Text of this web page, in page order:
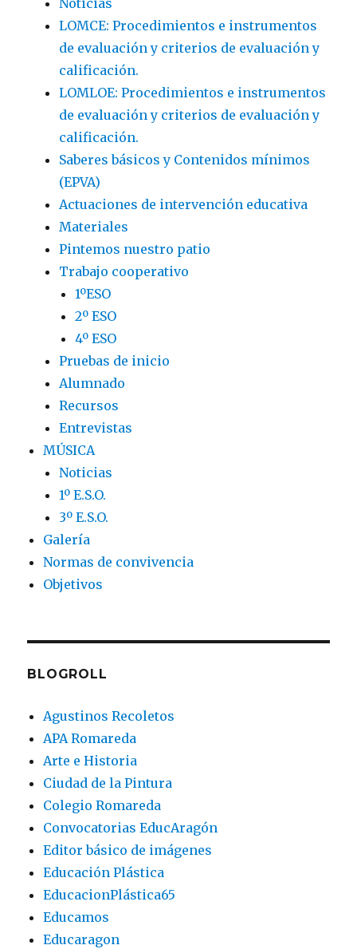
LOMCE: Procedimientos e instrumentos
de evaluación y criterios de evaluación y
calificación.
LOMLOE: Procedimientos e instrumentos
de evaluación y criterios de evaluación y
calificación.
Saberes básicos y Contenidos mínimos
(EPVA)
Actuaciones de intervención educativa
Materiales
Pintemos nuestro patio
Trabajo cooperativo
1ºESO
2º ESO
4º ESO
Pruebas de inicio
Alumnado
Recursos
Entrevistas
MÚSICA
Noticias
1º E.S.O.
3º E.S.O.
Galería
Normas de convivencia
Objetivos
BLOGROLL
Agustinos Recoletos
APA Romareda
Arte e Historia
Ciudad de la Pintura
Colegio Romareda
Convocatorias EducAragón
Editor básico de imágenes
Educación Plástica
EducacionPlástica65
Educamos
Educaragon